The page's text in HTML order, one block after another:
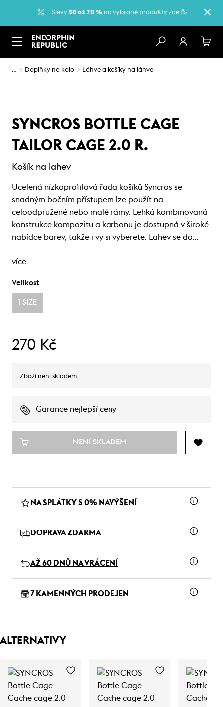
Slevy 50 až 70 % na vybrané produkty zde.🥳
… Doplňky na kolo Láhve a košíky na láhve
SYNCROS BOTTLE CAGE
TAILOR CAGE 2.0 R.
Košík na lahev
Ucelená nízkoprofilová řada košíků Syncros se
snadným bočním přístupem lze použít na
celoodpružené nebo malé rámy. Lehká kombinovaná
konstrukce kompozitu a karbonu je dostupná v široké
nabídce barev, takže i vy si vyberete. Lahev se do…
více
Velikost
1 SIZE
270 Kč
Zboží není skladem.
Garance nejlepší ceny
NENÍ SKLADEM
NA SPLÁTKY S 0% NAVÝŠENÍ
DOPRAVA ZDARMA
AŽ 60 DNŮ NA VRÁCENÍ
7 KAMENNÝCH PRODEJEN
ALTERNATIVY